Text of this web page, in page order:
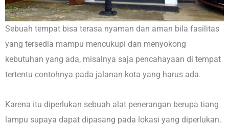
Sebuah tempat bisa terasa nyaman dan aman bila fasilitas
yang tersedia mampu mencukupi dan menyokong
kebutuhan yang ada, misalnya saja pencahayaan di tempat
tertentu contohnya pada jalanan kota yang harus ada.
Karena itu diperlukan sebuah alat penerangan berupa tiang
lampu supaya dapat dipasang pada lokasi yang diperlukan.